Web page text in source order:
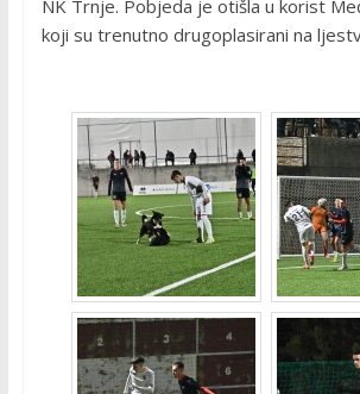
NK Trnje. Pobjeda je otišla u korist
koji su trenutno drugoplasirani na